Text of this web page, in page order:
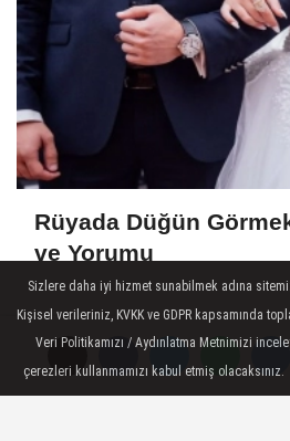
Rüyada Düğün
ve Yorumu
SON HABERLER
Online Sohbet:
Sizlere daha iyi hizmet sunabilmek adına
Kişisel verileriniz, KVKK ve GDPR kapsamında
Veri Politikamızı / Aydınlatma Metnimizi
çerezleri kullanmamızı kabul etmiş olacaksınız.